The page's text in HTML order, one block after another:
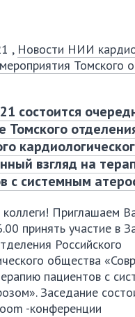
, Новости НИИ
Томского
состоится
Томского
взгляд на
с системным
Приглашаем
принять участие в
Российского
общества
пациентов с
Заседание
-конференции